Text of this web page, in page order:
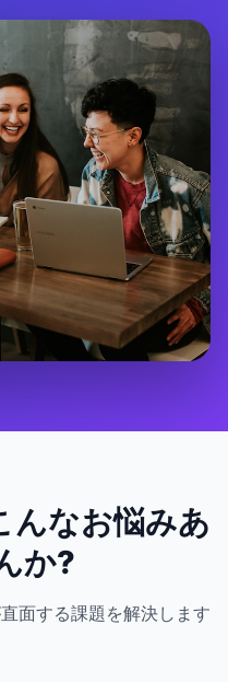
んなお悩みあ
か?
面する課題を解決します